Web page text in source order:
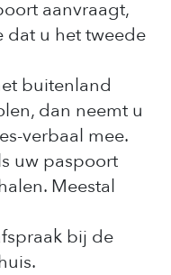
aanvraagt,
dat u het tweede
buitenland
dan neemt u
verbaal mee.
uw paspoort
Meestal
bij de